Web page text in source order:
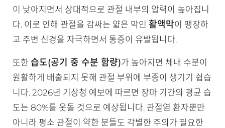
이 낮아지면서 상대적으로 관절 내부의 압력이 높아집니
다. 이로 인해 관절을 감싸는 얇은 막인 활액막이 팽창하
고 주변 신경을 자극하면서 통증이 유발됩니다.
또한 습도(공기 중 수분 함량)가 높아지면 체내 수분이
원활하게 배출되지 못해 관절 부위에 부종이 생기기 쉽습
니다. 2026년 기상청 예보에 따르면 장마 기간의 평균 습
도는 80%를 웃돌 것으로 예상됩니다. 관절염 환자뿐만
아니라 평소 관절이 약한 분들도 각별한 주의가 필요한